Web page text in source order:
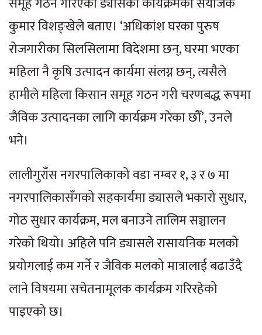
कुमार विशङ्खेले बताए। ‘अधिकांश घरका पुरुष
रोजगारीका सिलसिलामा विदेशमा छन्, घरमा भएका
महिला नै कृषि उत्पादन कार्यमा संलग्न छन्, त्यसैले
हामीले महिला किसान समूह गठन गरी चरणबद्ध रूपमा
जैविक उत्पादनका लागि कार्यक्रम गरेका छौँ’, उनले
भने।
लालीगुराँस नगरपालिकाको वडा नम्बर १, ३ र ७ मा
नगरपालिकासँगको सहकार्यमा ड्यासले भकारो सुधार,
गोठ सुधार कार्यक्रम, मल बनाउने तालिम सञ्चालन
गरेको थियो। अहिले पनि ड्यासले रासायनिक मलको
प्रयोगलाई कम गर्ने र जैविक मलको मात्रालाई बढाउँदै
लाने विषयमा सचेतनामूलक कार्यक्रम गरिरहेको
पाइएको छ।